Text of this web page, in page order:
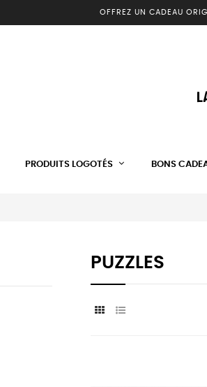
OFFREZ UN CADEAU
PRODUITS LOGOTÉS BONS
PUZZLES